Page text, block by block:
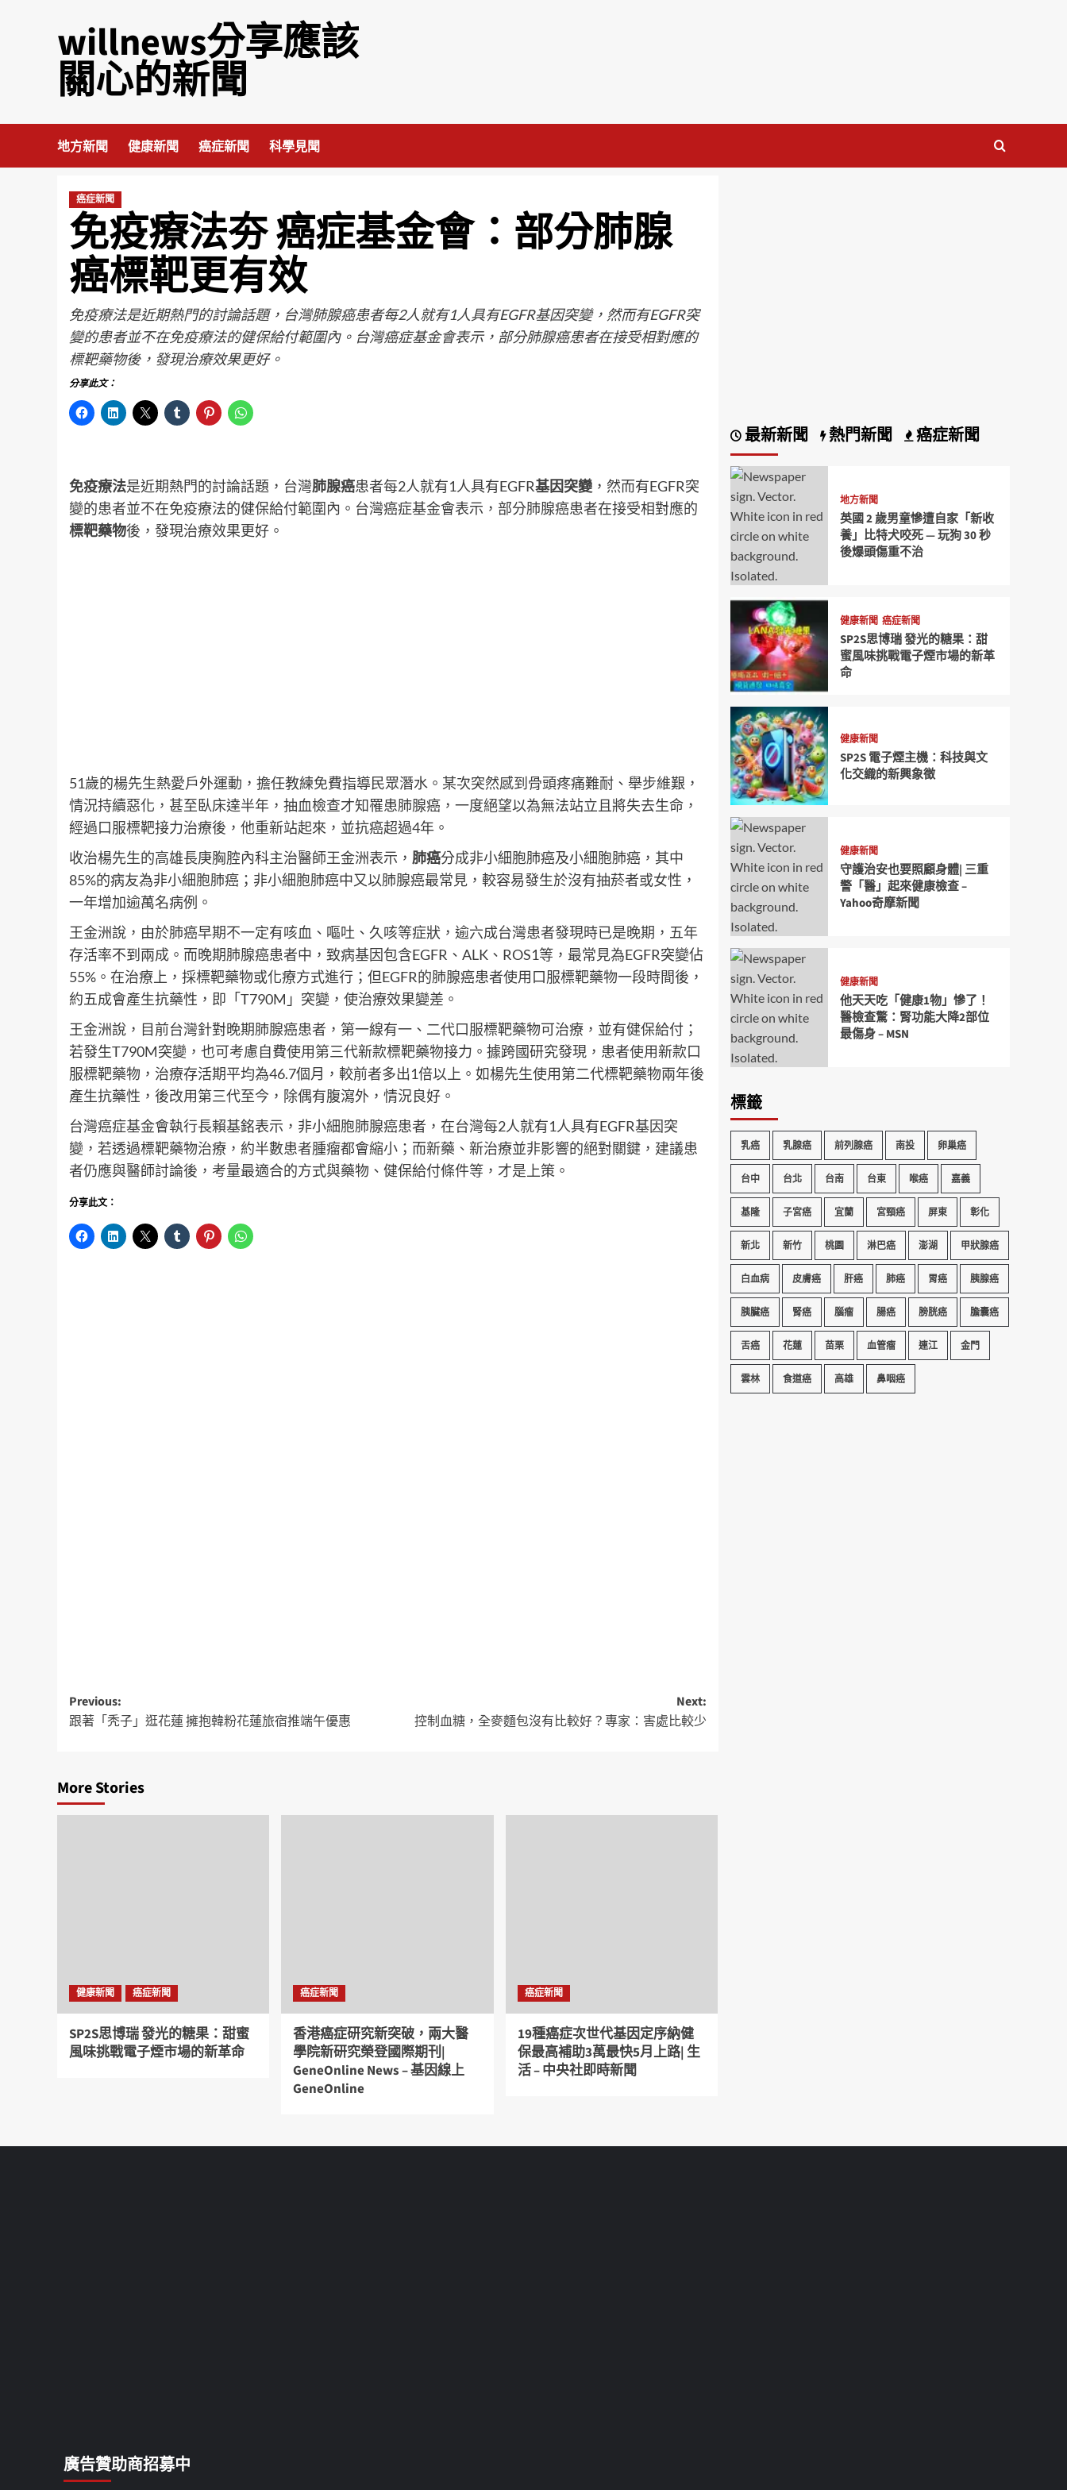
willnews分享應該
關心的新聞
地方新聞 健康新聞 癌症新聞 科學見聞
癌症新聞
免疫療法夯 癌症基金會：部分肺腺
癌標靶更有效
免疫療法是近期熱門的討論話題，台灣肺腺癌患者每2人就有1人具有EGFR基因突變，然而有EGFR突
變的患者並不在免疫療法的健保給付範圍內。台灣癌症基金會表示，部分肺腺癌患者在接受相對應的
標靶藥物後，發現治療效果更好。
分享此文：
免疫療法是近期熱門的討論話題，台灣肺腺癌患者每2人就有1人具有EGFR基因突變 ，然而有EGFR突
變的患者並不在免疫療法的健保給付範圍內。台灣癌症基金會表示，部分肺腺癌患者在接受相對應的
標靶藥物後，發現治療效果更好。
51歲的楊先生熱愛戶外運動，擔任教練免費指導民眾潛水。某次突然感到骨頭疼痛難耐、舉步維艱，
情況持續惡化，甚至臥床達半年，抽血檢查才知罹患肺腺癌，一度絕望以為無法站立且將失去生命，
經過口服標靶接力治療後，他重新站起來，並抗癌超過4年。
收治楊先生的高雄長庚胸腔內科主治醫師王金洲表示， 肺癌分成非小細胞肺癌及小細胞肺癌，其中
85%的病友為非小細胞肺癌；非小細胞肺癌中又以肺腺癌最常見，較容易發生於沒有抽菸者或女性，
一年增加逾萬名病例。
王金洲說，由於肺癌早期不一定有咳血、嘔吐、久咳等症狀，逾六成台灣患者發現時已是晚期，五年
存活率不到兩成。而晚期肺腺癌患者中，致病基因包含EGFR、ALK、ROS1等，最常見為EGFR突變佔
55%。在治療上，採標靶藥物或化療方式進行；但EGFR的肺腺癌患者使用口服標靶藥物一段時間後，
約五成會產生抗藥性，即「T790M」突變，使治療效果變差。
王金洲說，目前台灣針對晚期肺腺癌患者，第一線有一、二代口服標靶藥物可治療，並有健保給付；
若發生T790M突變，也可考慮自費使用第三代新款標靶藥物接力。據跨國研究發現，患者使用新款口
服標靶藥物，治療存活期平均為46.7個月，較前者多出1倍以上。如楊先生使用第二代標靶藥物兩年後
產生抗藥性，後改用第三代至今，除偶有腹瀉外，情況良好。
台灣癌症基金會執行長賴基銘表示，非小細胞肺腺癌患者，在台灣每2人就有1人具有EGFR基因突
變，若透過標靶藥物治療，約半數患者腫瘤都會縮小；而新藥、新治療並非影響的絕對關鍵，建議患
者仍應與醫師討論後，考量最適合的方式與藥物、健保給付條件等，才是上策。
分享此文：
Previous:
跟著「秃子」逛花蓮 擁抱韓粉花蓮旅宿推端午優惠
Next:
控制血糖，全麥麵包沒有比較好？專家：害處比較少
More Stories
健康新聞 癌症新聞
SP2S思博瑞 發光的糖果：甜蜜
風味挑戰電子煙市場的新革命
癌症新聞
香港癌症研究新突破，兩大醫
學院新研究榮登國際期刊|
GeneOnline News – 基因線上
GeneOnline
癌症新聞
19種癌症次世代基因定序納健
保最高補助3萬最快5月上路| 生
活 – 中央社即時新聞
最新新聞 熱門新聞 癌症新聞
地方新聞
英國 2 歲男童慘遭自家「新收
養」比特犬咬死 — 玩狗 30 秒
後爆頭傷重不治
健康新聞 癌症新聞
SP2S思博瑞 發光的糖果：甜
蜜風味挑戰電子煙市場的新革
命
健康新聞
SP2S 電子煙主機：科技與文
化交織的新興象徵
健康新聞
守護治安也要照顧身體| 三重
警「醫」起來健康檢查 –
Yahoo奇摩新聞
健康新聞
他天天吃「健康1物」慘了！
醫檢查驚：腎功能大降2部位
最傷身 – MSN
標籤
乳癌 乳腺癌 前列腺癌 南投 卵巢癌
台中 台北 台南 台東 喉癌 嘉義
基隆 子宮癌 宜蘭 宮頸癌 屏東 彰化
新北 新竹 桃園 淋巴癌 澎湖 甲狀腺癌
白血病 皮膚癌 肝癌 肺癌 胃癌 胰腺癌
胰臟癌 腎癌 腦瘤 腸癌 膀胱癌 膽囊癌
舌癌 花蓮 苗栗 血管瘤 連江 金門
雲林 食道癌 高雄 鼻咽癌
廣告贊助商招募中